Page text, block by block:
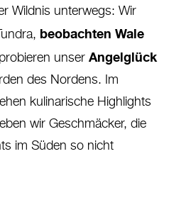
Wildnis unterwegs: Wir
beobachten Wale
unser Angelglück
des Nordens. Im
kulinarische Highlights
wir Geschmäcker, die
im Süden so nicht